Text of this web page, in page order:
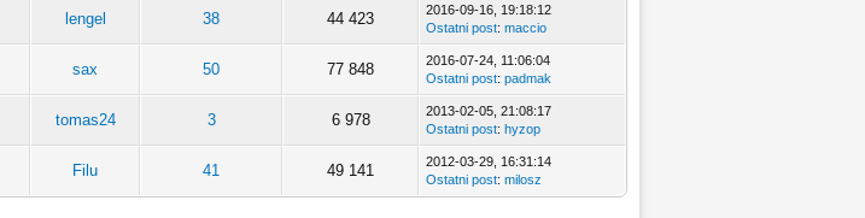
lengel 38 44 423
2016-09-16, 19:18:12
Ostatni post: maccio
sax 50 77 848
2016-07-24, 11:06:04
Ostatni post: padmak
tomas24 3 6 978
2013-02-05, 21:08:17
Ostatni post: hyzop
Filu 41 49 141
2012-03-29, 16:31:14
Ostatni post: milosz